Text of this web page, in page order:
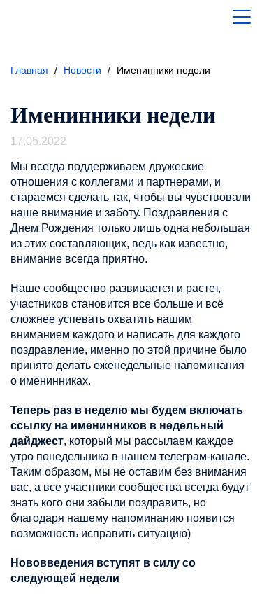
Главная / Новости / Именинники недели
Именинники недели
17.05.2022
Мы всегда поддерживаем дружеские
отношения с коллегами и партнерами, и
стараемся сделать так, чтобы вы чувствовали
наше внимание и заботу. Поздравления с
Днем Рождения только лишь одна небольшая
из этих составляющих, ведь как известно,
внимание всегда приятно.
Наше сообщество развивается и растет,
участников становится все больше и всё
сложнее успевать охватить нашим
вниманием каждого и написать для каждого
поздравление, именно по этой причине было
принято делать еженедельные напоминания
о именинниках.
Теперь раз в неделю мы будем включать
ссылку на именинников в недельный
дайджест, который мы рассылаем каждое
утро понедельника в нашем телеграм-канале.
Таким образом, мы не оставим без внимания
вас, а все участники сообщества всегда будут
знать кого они забыли поздравить, но
благодаря нашему напоминанию появится
возможность исправить ситуацию)
Нововведения вступят в силу со
следующей недели